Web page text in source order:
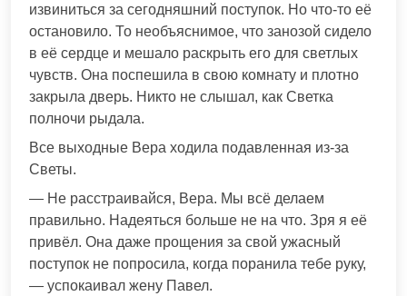
извиниться за сегодняшний поступок. Но что-то её
остановило. То необъяснимое, что занозой сидело
в её сердце и мешало раскрыть его для светлых
чувств. Она поспешила в свою комнату и плотно
закрыла дверь. Никто не слышал, как Светка
полночи рыдала.
Все выходные Вера ходила подавленная из-за
Светы.
— Не расстраивайся, Вера. Мы всё делаем
правильно. Надеяться больше не на что. Зря я её
привёл. Она даже прощения за свой ужасный
поступок не попросила, когда поранила тебе руку,
— успокаивал жену Павел.